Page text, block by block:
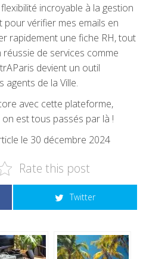
incroyable à la gestion
pour vérifier mes emails en
rapidement une fiche RH, tout
réussie de services comme
devient un outil
agents de la Ville.
avec cette plateforme,
est tous passés par là !
le 30 décembre 2024
Rate this post
Twitter